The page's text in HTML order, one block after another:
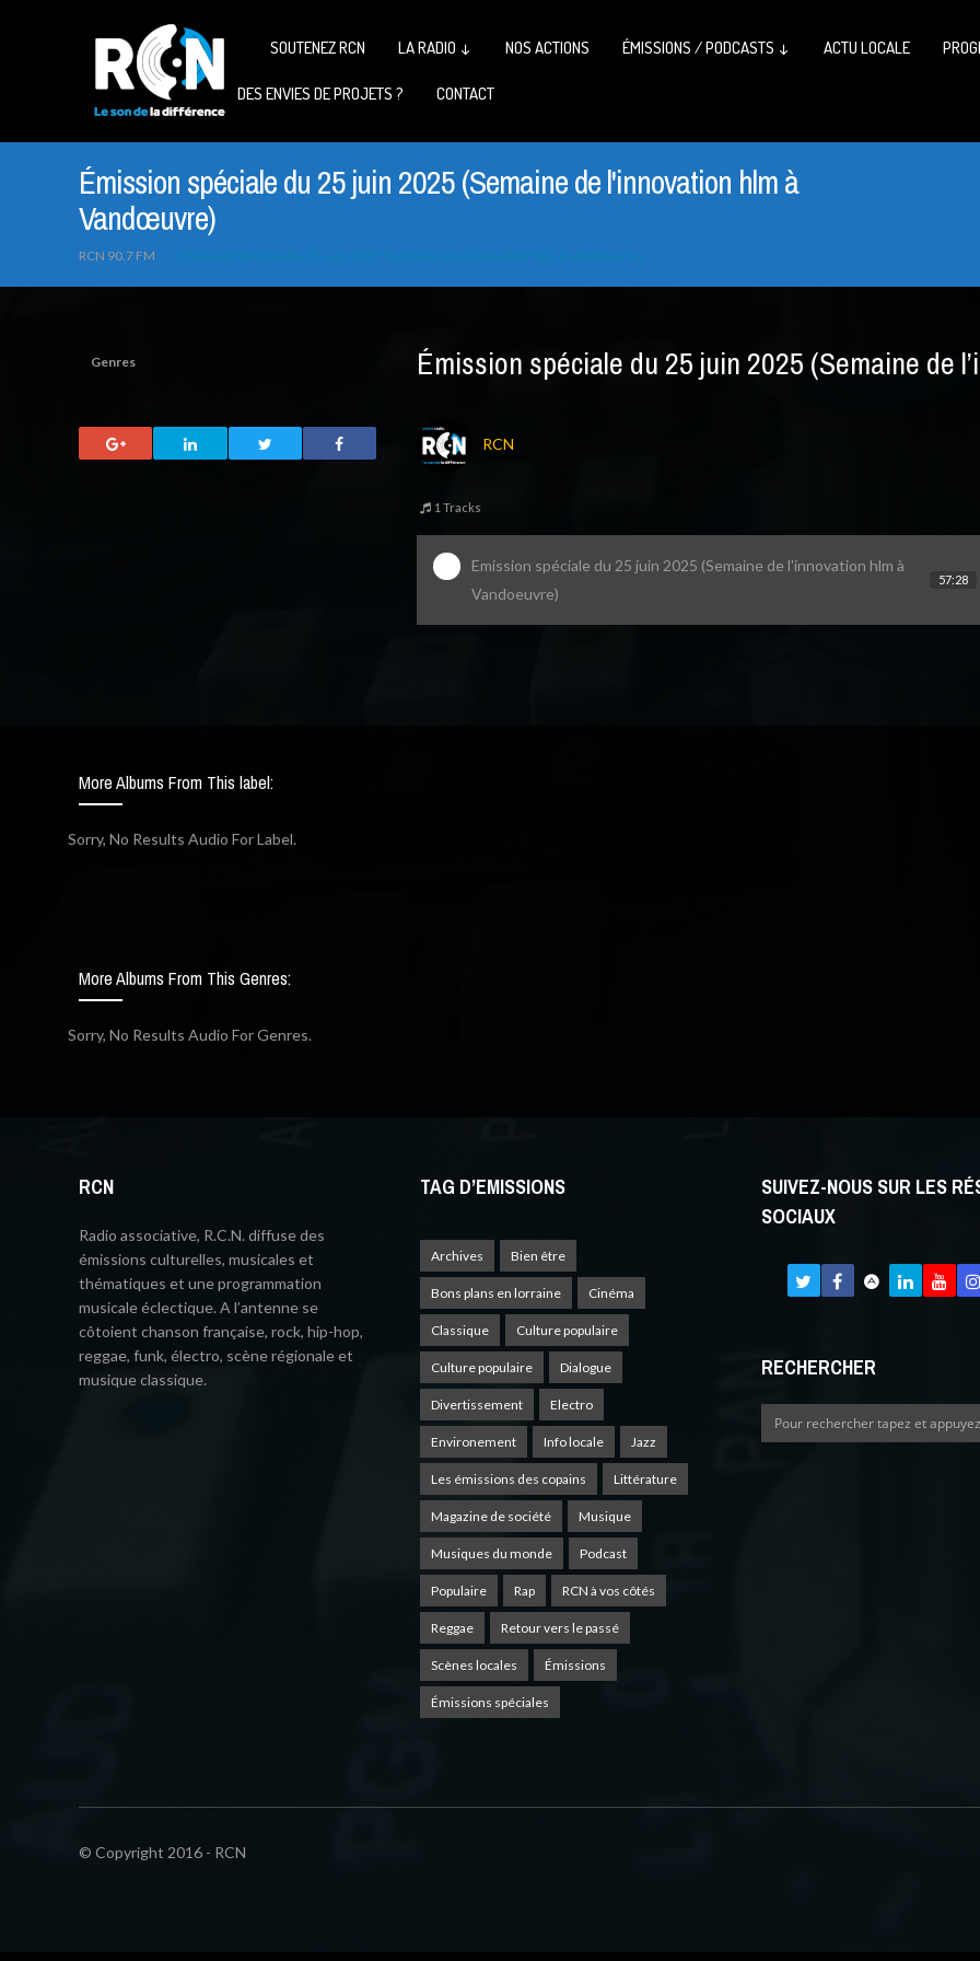
SOUTENEZ RCN LA RADIO ↓ NOS ACTIONS ÉMISSIONS / PODCASTS ↓ ACTU LOCALE
DES ENVIES DE PROJETS ? CONTACT
Émission spéciale du 25 juin 2025 (Semaine de l'innovation hlm à
Vandœuvre)
RCN 90.7 FM Émission Spéciale Du 25 Juin 2025 (Semaine De L’innovation Hlm À Vandœuvre)
Genres Émission spéciale du 25 juin 2025 (Semaine de
RCN
1 Tracks
Emission spéciale du 25 juin 2025 (Semaine de l'innovation hlm à
Vandoeuvre)
57:28
More Albums From This label:
Sorry, No Results Audio For Label.
More Albums From This Genres:
Sorry, No Results Audio For Genres.
RCN
Radio associative, R.C.N. diffuse des
émissions culturelles, musicales et
thématiques et une programmation
musicale éclectique. A l’antenne se
côtoient chanson française, rock, hip-hop,
reggae, funk, électro, scène régionale et
musique classique.
TAG D’EMISSIONS
Archives Bien être
Bons plans en lorraine Cinéma
Classique Culture populaire
Culture populaire Dialogue
Divertissement Electro
Environement Info locale Jazz
Les émissions des copains Littérature
Magazine de société Musique
Musiques du monde Podcast
Populaire Rap RCN à vos côtés
Reggae Retour vers le passé
Scènes locales Émissions
Émissions spéciales
SUIVEZ-NOUS SUR LES
SOCIAUX
RECHERCHER
© Copyright 2016 - RCN